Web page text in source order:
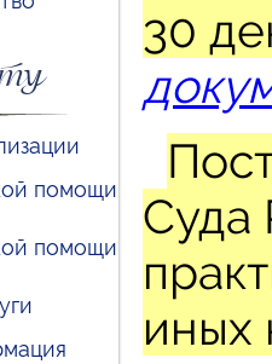
помощи
помощи
30
Суда
иных